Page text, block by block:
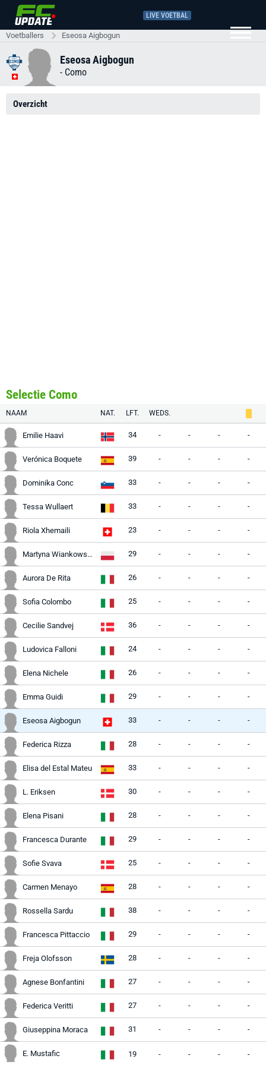
LIVE VOETBAL
Voetballers Eseosa Aigbogun
Eseosa Aigbogun
- Como
Overzicht
Selectie Como
NAAM NAT. LFT. WEDS.
Emilie Haavi 34 - - - -
Verónica Boquete 39 - - - -
Dominika Conc 33 - - - -
Tessa Wullaert 33 - - - -
Riola Xhemaili 23 - - - -
Martyna Wiankowska 29 - - - -
Aurora De Rita 26 - - - -
Sofia Colombo 25 - - - -
Cecilie Sandvej 36 - - - -
Ludovica Falloni 24 - - - -
Elena Nichele 26 - - - -
Emma Guidi 29 - - - -
Eseosa Aigbogun 33 - - - -
Federica Rizza 28 - - - -
Elisa del Estal Mateu 33 - - - -
L. Eriksen 30 - - - -
Elena Pisani 28 - - - -
Francesca Durante 29 - - - -
Sofie Svava 25 - - - -
Carmen Menayo 28 - - - -
Rossella Sardu 38 - - - -
Francesca Pittaccio 29 - - - -
Freja Olofsson 28 - - - -
Agnese Bonfantini 27 - - - -
Federica Veritti 27 - - - -
Giuseppina Moraca 31 - - - -
E. Mustafic 19 - - - -